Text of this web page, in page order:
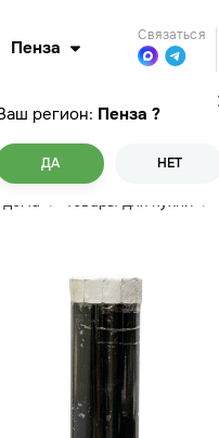
Пенза
регион: Пенза ?
ДА НЕТ
Связаться
Покупателям